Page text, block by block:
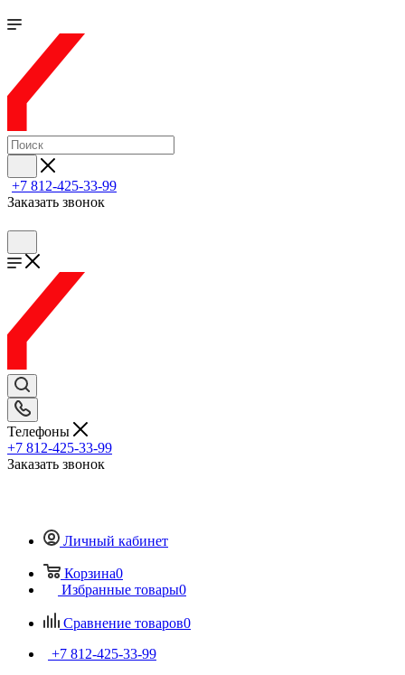
+7 812-425-33-99
Заказать звонок
Телефоны
+7 812-425-33-99
Заказать звонок
Личный кабинет
Корзина0
Избранные товары0
Сравнение товаров0
+7 812-425-33-99